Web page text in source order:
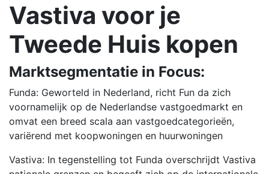
Vastiva voor je
Tweede Huis kopen
Marktsegmentatie in Focus:
Funda: Geworteld in Nederland, richt Fun da zich
voornamelijk op de Nederlandse vastgoedmarkt en
omvat een breed scala aan vastgoedcategorieën,
variërend met koopwoningen en huurwoningen
Vastiva: In tegenstelling tot Funda overschrijdt Vastiva